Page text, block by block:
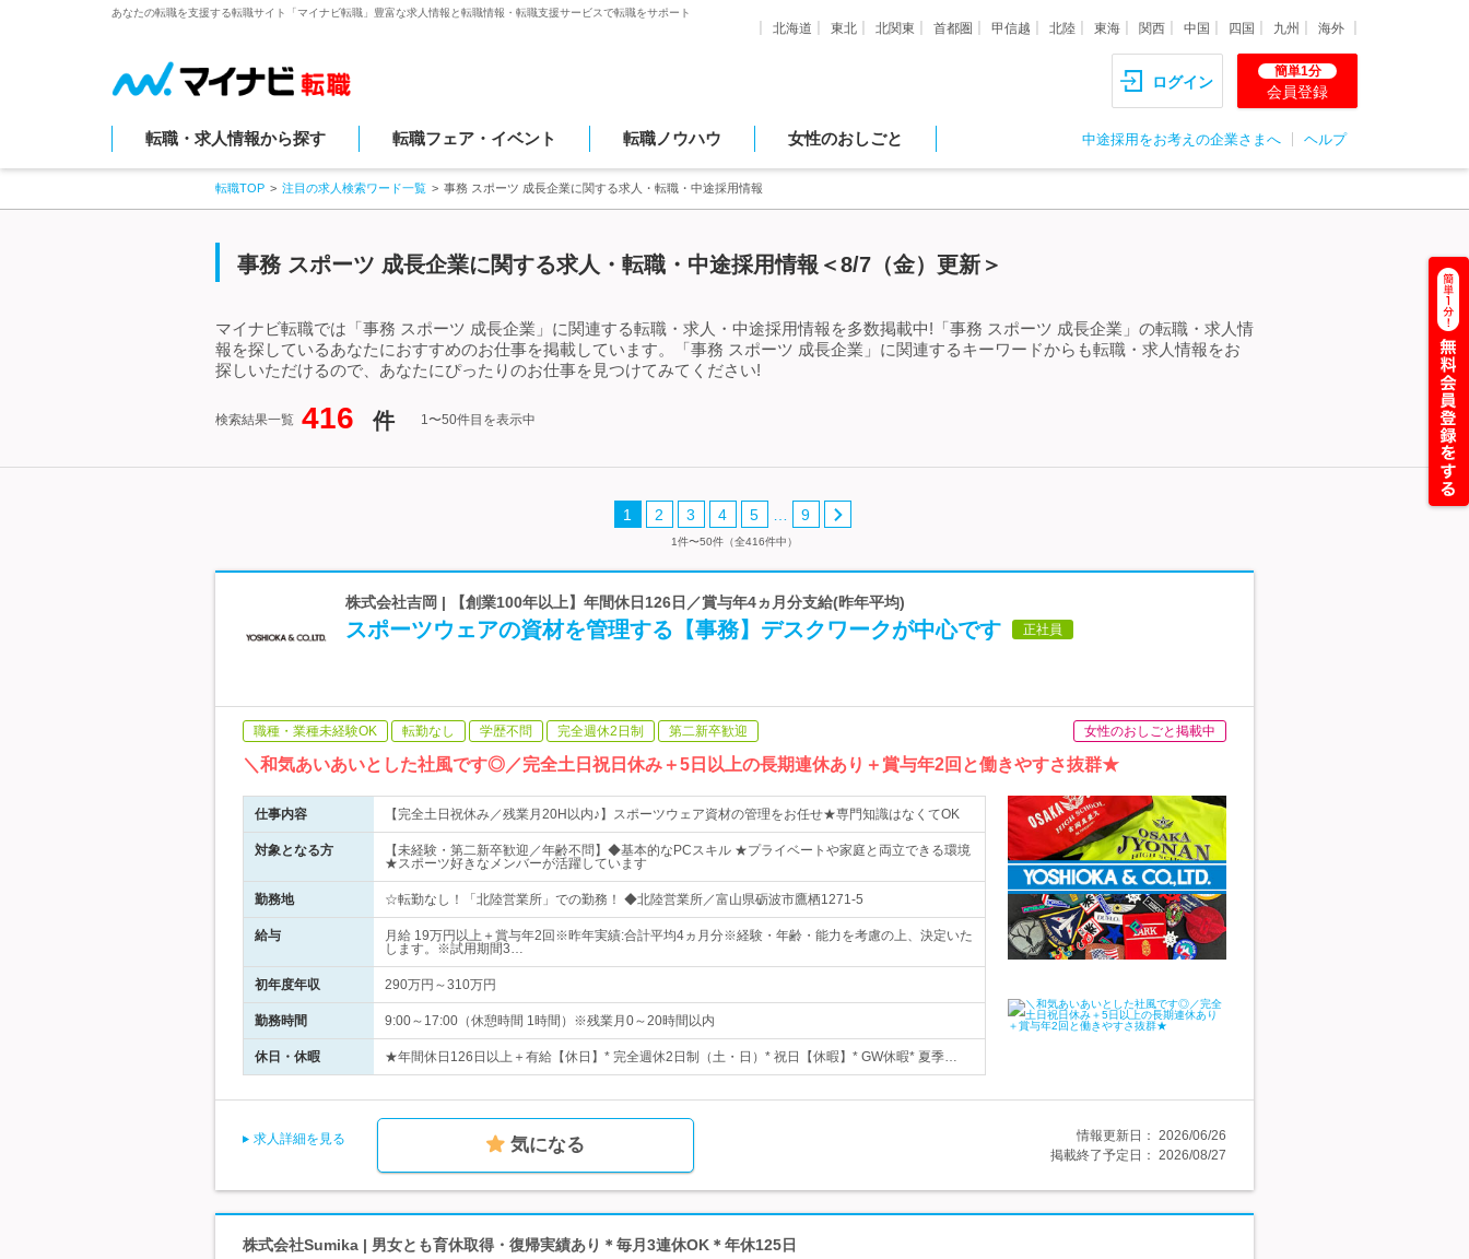
あなたの転職を支援する転職サイト「マイナビ転職」豊富な求人情報と転職情報・転職支援サービスで転職をサポート
北海道 東北 北関東 首都圏 甲信越 北陸 東海 関西 中国 四国 九州 海外
ログイン
簡単1分
会員登録
転職・求人情報から探す 転職フェア・イベント 転職ノウハウ 女性のおしごと 中途採用をお考えの企業さまへ ヘルプ
転職TOP 注目の求人検索ワード一覧 事務 スポーツ 成長企業に関する求人・転職・中途採用情報
事務 スポーツ 成長企業に関する求人・転職・中途採用情報＜8/7（金）更新＞
マイナビ転職では「事務 スポーツ 成長企業」に関連する転職・求人・中途採用情報を多数掲載中!「事務 スポーツ 成長企業」の転職・求人情
報を探しているあなたにおすすめのお仕事を掲載しています。「事務 スポーツ 成長企業」に関連するキーワードからも転職・求人情報をお
探しいただけるので、あなたにぴったりのお仕事を見つけてみてください!
検索結果一覧 416 件 1〜50件目を表示中
1 2 3 4 5 9
1件〜50件（全416件中）
株式会社吉岡 | 【創業100年以上】年間休日126日／賞与年4ヵ月分支給(昨年平均)
スポーツウェアの資材を管理する【事務】デスクワークが中心です 正社員
職種・業種未経験OK 転勤なし 学歴不問 完全週休2日制 第二新卒歓迎 女性のおしごと掲載中
＼和気あいあいとした社風です◎／完全土日祝日休み＋5日以上の長期連休あり＋賞与年2回と働きやすさ抜群★
仕事内容 【完全土日祝休み／残業月20H以内♪】スポーツウェア資材の管理をお任せ★専門知識はなくてOK
対象となる方
【未経験・第二新卒歓迎／年齢不問】◆基本的なPCスキル ★プライベートや家庭と両立できる環境
★スポーツ好きなメンバーが活躍しています
勤務地 ☆転勤なし！「北陸営業所」での勤務！ ◆北陸営業所／富山県砺波市鷹栖1271-5
給与
月給 19万円以上＋賞与年2回※昨年実績:合計平均4ヵ月分※経験・年齢・能力を考慮の上、決定いた
します。※試用期間3…
初年度年収 290万円～310万円
勤務時間 9:00～17:00（休憩時間 1時間）※残業月0～20時間以内
休日・休暇 ★年間休日126日以上＋有給【休日】* 完全週休2日制（土・日）* 祝日【休暇】* GW休暇* 夏季…
求人詳細を見る 気になる 情報更新日： 2026/06/26
掲載終了予定日： 2026/08/27
株式会社Sumika | 男女とも育休取得・復帰実績あり＊毎月3連休OK＊年休125日